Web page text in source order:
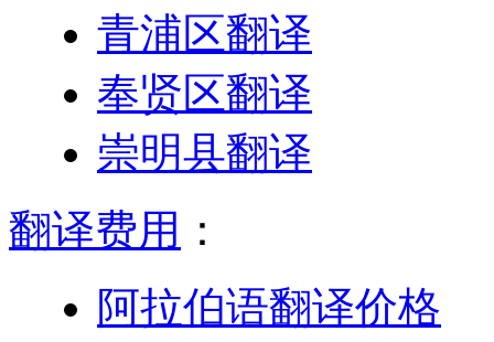
青浦区翻译
奉贤区翻译
崇明县翻译
翻译费用 ：
阿拉伯语翻译价格